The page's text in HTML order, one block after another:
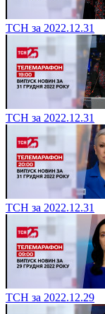
ТСН за 2022.12.31
ТСН за 2022.12.31
ТСН за 2022.12.31
ТСН за 2022.12.29